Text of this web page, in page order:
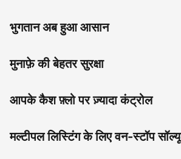
भुगतान अब हुआ आसान
मुनाफ़े की बेहतर सुरक्षा
आपके कैश फ़्लो पर ज़्यादा कंट्रोल
मल्टीपल लिस्टिंग के लिए वन-स्टॉप